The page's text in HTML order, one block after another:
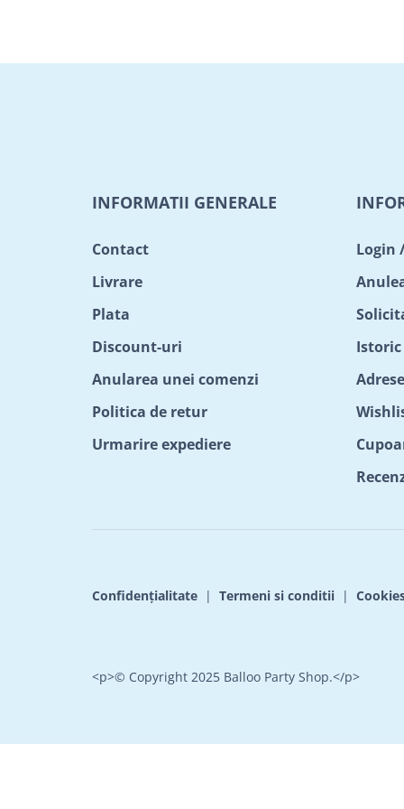
INFORMATII GENERALE
Contact
Livrare
Plata
Discount-uri
Anularea unei comenzi
Politica de retur
Urmarire expediere
Login
Istoric
Confidențialitate | Termeni si conditii |
<p>© Copyright 2025 Balloo Party Shop.</p>